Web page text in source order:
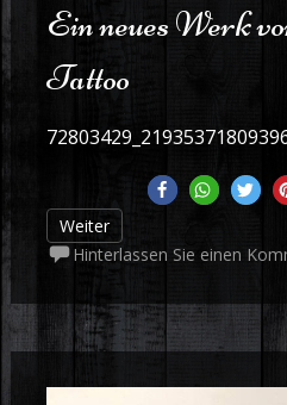
Ein neues Werk
Tattoo
Weiter
Hinterlassen Sie einen